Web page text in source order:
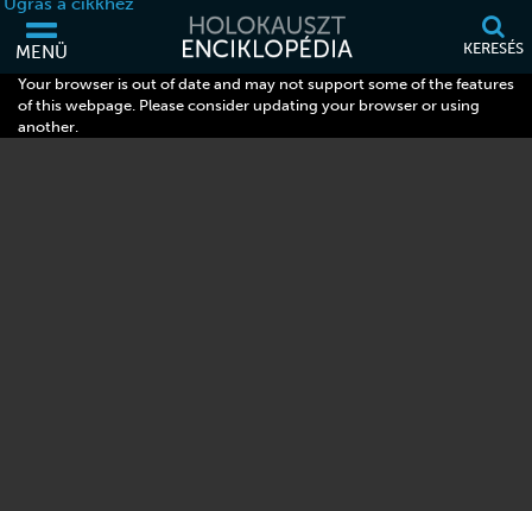
MENÜ KERESÉS
Your browser is out of date and may not support some of the features
of this webpage. Please consider updating your browser or using
another.